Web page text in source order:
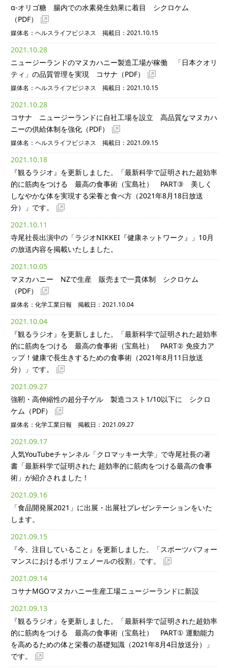
α-オリゴ糖 腸内での水素発生効果に着目 シクロケム
（PDF）
媒体名：ヘルスライフビジネス 掲載日：2021.10.15
2021.10.28
ニュージーランドのマヌカハニー製造工場が稼働 「日本クオリ
ティ」の品質管理を実現 コサナ （PDF）
媒体名：ヘルスライフビジネス 掲載日：2021.10.15
2021.10.28
コサナ ニュージーランドに自社工場を設立 高品質なマヌカハ
ニーの供給体制を強化 （PDF）
媒体名：ヘルスライフビジネス 掲載日：2021.09.15
2021.10.18
『観るラジオ』を更新しました。「最新科学で証明された超効率
的に筋肉をつける 最高の食事術（宝島社） PART③ 美しく
しなやかな体を実現する栄養と食べ方（2021年8月18日放送
分）」です。
2021.10.11
寺尾社長出演中の「ラジオNIKKEI『健康ネットワーク』」10月
の放送内容を掲載いたしました。
2021.10.05
マヌカハニー NZで生産 販売まで一貫体制 シクロケム
（PDF）
媒体名：化学工業日報 掲載日：2021.10.04
2021.10.04
『観るラジオ』を更新しました。「最新科学で証明された超効率
的に筋肉をつける 最高の食事術（宝島社） PART② 免疫力ア
ップ！健康で長生きするための食事術（2021年8月11日放送
分）」です。
2021.09.27
強靭・高伸縮性の超分子ゲル 製造コスト1/10以下に シクロ
ケム （PDF）
媒体名：化学工業日報 掲載日：2021.09.27
2021.09.17
人気YouTubeチャンネル「クロマッキー大学」で寺尾社長の著
書「最新科学で証明された 超効率的に筋肉をつける最高の食事
術」が紹介されました！
2021.09.16
「食品開発展2021」に出展・出展社プレゼンテーションをいた
します。
2021.09.15
『今、注目していること』を更新しました。「スポーツパフォー
マンスにおけるポリフェノールの役割」です。
2021.09.14
コサナMGOマヌカハニー生産工場ニュージーランドに新設
2021.09.13
『観るラジオ』を更新しました。「最新科学で証明された超効率
的に筋肉をつける 最高の食事術（宝島社） PART① 運動能力
を高めるための体と栄養の基礎知識（2021年8月4日放送分）」
です。